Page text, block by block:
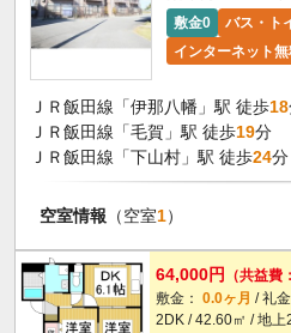
敷金0
バス・ト
インターネット
ＪＲ飯田線「伊那八幡」駅 徒歩18
ＪＲ飯田線「毛賀」駅 徒歩19分
ＪＲ飯田線「下山村」駅 徒歩24分
空室情報 （空室1）
64,000円
（共益費
敷金： 0.0ヶ月 / 礼
2DK / 42.60㎡ / 地上